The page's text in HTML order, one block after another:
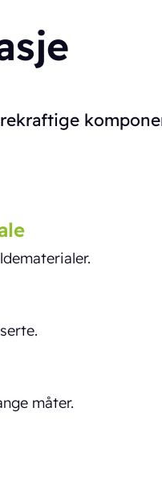
måter.